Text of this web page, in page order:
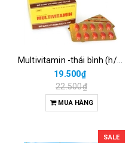
Multivitamin -thái bình (h/100v)
19.500₫
22.500₫
MUA HÀNG
SALE